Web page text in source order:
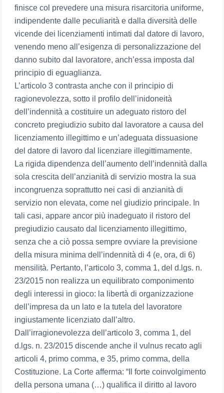
finisce col prevedere una misura risarcitoria uniforme,
indipendente dalle peculiarità e dalla diversità delle
vicende dei licenziamenti intimati dal datore di lavoro,
venendo meno all’esigenza di personalizzazione del
danno subito dal lavoratore, anch’essa imposta dal
principio di eguaglianza.
L’articolo 3 contrasta anche con il principio di
ragionevolezza, sotto il profilo dell’inidoneità
dell’indennità a costituire un adeguato ristoro del
concreto pregiudizio subito dal lavoratore a causa del
licenziamento illegittimo e un’adeguata dissuasione
del datore di lavoro dal licenziare illegittimamente.
La rigida dipendenza dell’aumento dell’indennità dalla
sola crescita dell’anzianità di servizio mostra la sua
incongruenza soprattutto nei casi di anzianità di
servizio non elevata, come nel giudizio principale. In
tali casi, appare ancor più inadeguato il ristoro del
pregiudizio causato dal licenziamento illegittimo,
senza che a ciò possa sempre ovviare la previsione
della misura minima dell’indennità di 4 (e, ora, di 6)
mensilità. Pertanto, l’articolo 3, comma 1, del d.lgs. n.
23/2015 non realizza un equilibrato componimento
degli interessi in gioco: la libertà di organizzazione
dell’impresa da un lato e la tutela del lavoratore
ingiustamente licenziato dall’altro.
Dall’irragionevolezza dell’articolo 3, comma 1, del
d.lgs. n. 23/2015 discende anche il vulnus recato agli
articoli 4, primo comma, e 35, primo comma, della
Costituzione. La Corte afferma: “Il forte coinvolgimento
della persona umana (…) qualifica il diritto al lavoro